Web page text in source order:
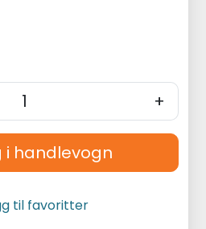
+
i handlevogn
til favoritter